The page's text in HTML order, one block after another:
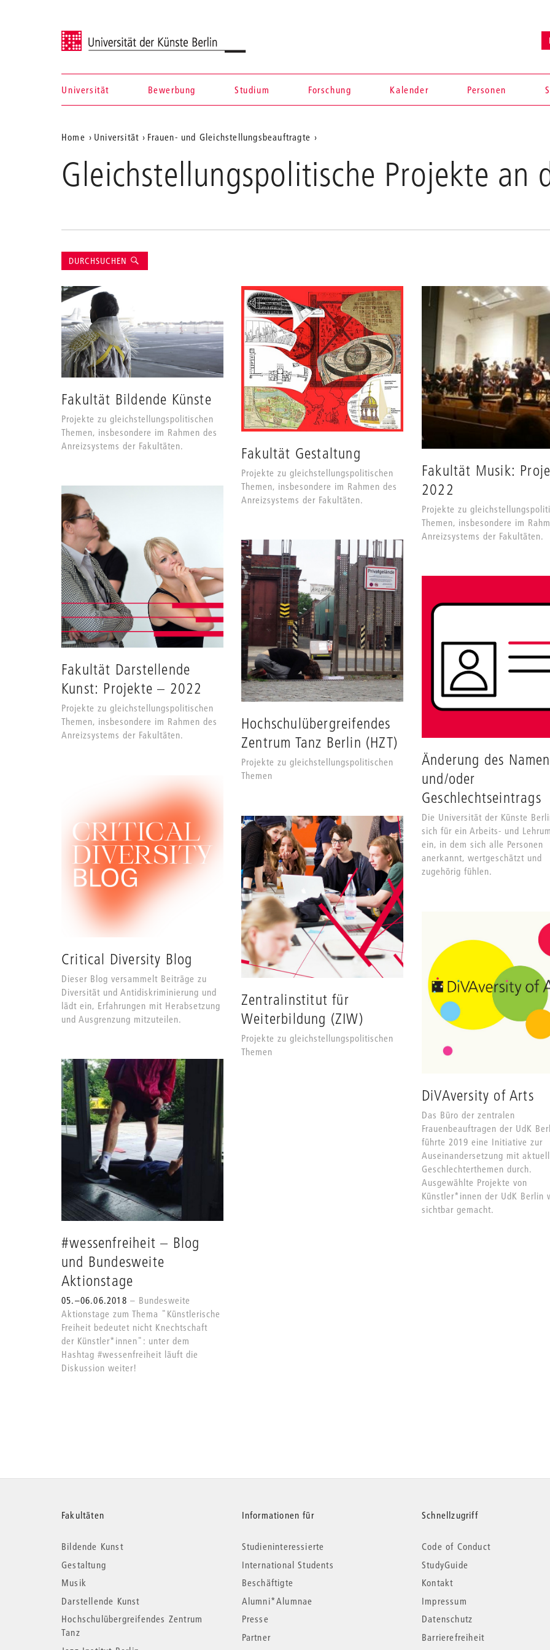
Universität der Künste Berlin
Navigation &
Suche
Universität Bewerbung Studium Forschung Kalender Personen
Aktuelle
Position
auf
Home Universität Frauen- und Gleichstellungsbeauftragte
Gleichstellungspolitische Projekte an
Suche
DURCHSUCHEN
Fakultät Bildende Künste
Projekte zu gleichstellungspolitischen
Themen, insbesondere im Rahmen des
Anreizsystems der Fakultäten.
Fakultät Gestaltung
Projekte zu gleichstellungspolitischen
Themen, insbesondere im Rahmen des
Anreizsystems der Fakultäten.
Fakultät Musik:
2022
Projekte zu
Themen, insbesondere im
Anreizsystems der Fakultäten.
Fakultät Darstellende
Kunst: Projekte – 2022
Projekte zu gleichstellungspolitischen
Themen, insbesondere im Rahmen des
Anreizsystems der Fakultäten.
Hochschulübergreifendes
Zentrum Tanz Berlin (HZT)
Projekte zu gleichstellungspolitischen
Themen
Änderung des
und/oder
Geschlechtseintrags
Die Universität der Künste
sich für ein Arbeits- und
ein, in dem sich alle Personen
anerkannt, wertgeschätzt und
zugehörig fühlen.
Critical Diversity Blog
Dieser Blog versammelt Beiträge zu
Diversität und Antidiskriminierung und
lädt ein, Erfahrungen mit Herabsetzung
und Ausgrenzung mitzuteilen.
Zentralinstitut für
Weiterbildung (ZIW)
Projekte zu gleichstellungspolitischen
Themen
DiVAversity of Arts
Das Büro der zentralen
Frauenbeauftragen der UdK
führte 2019 eine Initiative zur
Auseinandersetzung mit
Geschlechterthemen durch.
Ausgewählte Projekte von
Künstler*innen der UdK Berlin
sichtbar gemacht.
#wessenfreiheit – Blog
und Bundesweite
Aktionstage
05.–06.06.2018
Bundesweite
Aktionstage zum Thema "Künstlerische
Freiheit bedeutet nicht Knechtschaft
der Künstler*innen": unter dem
Hashtag #wessenfreiheit läuft die
Diskussion weiter!
Weitere
Informationen
Fakultäten
Bildende Kunst
Gestaltung
Musik
Darstellende Kunst
Hochschulübergreifendes Zentrum
Tanz
Informationen für
Studieninteressierte
International Students
Beschäftigte
Alumni*Alumnae
Presse
Partner
Schnellzugriff
Code of Conduct
StudyGuide
Kontakt
Impressum
Datenschutz
Barrierefreiheit